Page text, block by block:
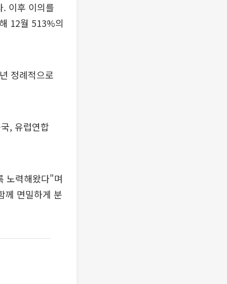
이후 이의를
12월 513%의
정례적으로
, 유럽연합
노력해왔다"며
께 면밀하게 분